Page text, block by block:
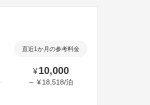
直近1か月の参考料金
¥ 10,000
～ ¥ 18,518/泊